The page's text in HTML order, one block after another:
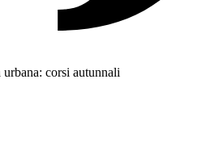
corsi autunnali